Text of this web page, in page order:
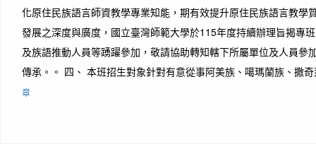
化原住民族語言師資教學專業知能，期有效提升原住民族語言教學
發展之深度與廣度，國立臺灣師範大學於115年度持續辦理旨揭專
及族語推動人員等踴躍參加，敬請協助轉知轄下所屬單位及人員參
傳承。。 四、 本班招生對象針對有意從事阿美族、噶瑪蘭族、撒
章